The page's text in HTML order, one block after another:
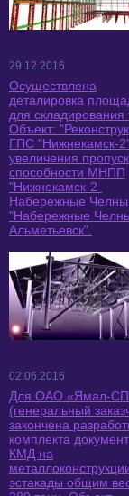
29.12.2016
Осуществлена
деталировка
для складирования
Объект:
ГПС "Нижнекамск-
увеличения
способности МНПП
"Нижнекамск-2-
Набережные Челны,
"Набережные
Альметьевск".
02.06.2016
Для ОАО «Ямал-
(генеральный
закончена
комплекта
КМД на
эстакады общим